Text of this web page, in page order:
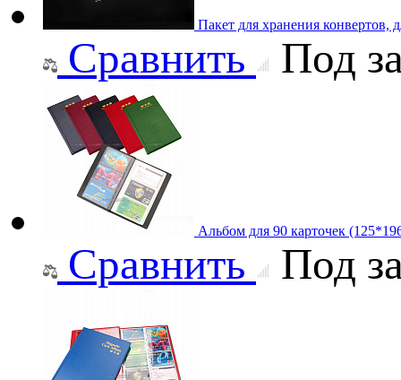
Пакет для хранения
Сравнить Под
Альбом для 90 карточек
Сравнить Под